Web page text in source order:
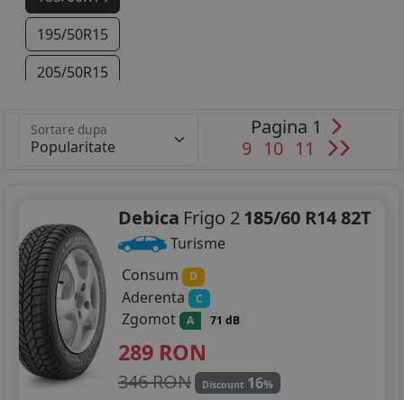
195/50R15
205/50R15
Sortare dupa
Pagina 1
9 10 11
Debica Frigo 2185/60 R14 82T
Turisme
Consum
D
Aderenta C
Zgomot A 71 dB
289 RON
346 RON Discount 16%